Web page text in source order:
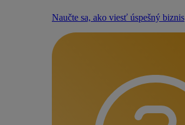
Naučte sa, ako viesť úspešný biznis